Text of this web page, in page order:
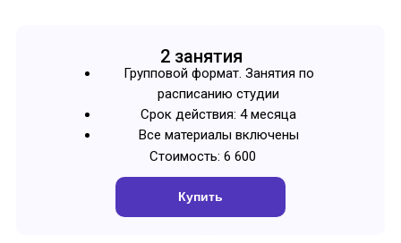
2 занятия
Стоимость: 6 600
Купить
Групповой формат. Занятия по
расписанию студии
Срок действия: 4 месяца
Все материалы включены